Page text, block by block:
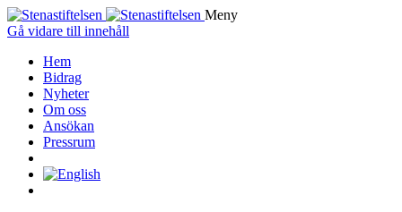
Meny
Gå vidare till innehåll
Hem
Bidrag
Nyheter
Om oss
Ansökan
Pressrum